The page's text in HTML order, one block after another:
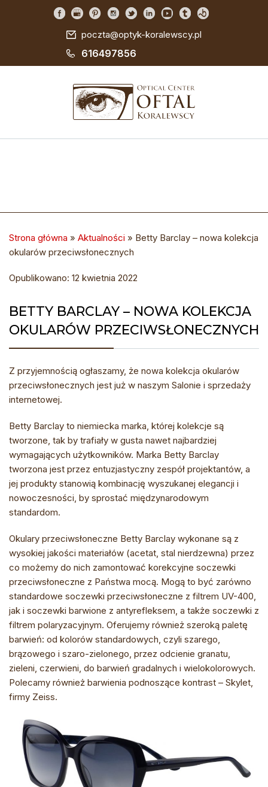
poczta@optyk-koralewscy.pl
616497856
Strona główna » Aktualności » Betty Barclay – nowa kolekcja
okularów przeciwsłonecznych
Opublikowano: 12 kwietnia 2022
BETTY BARCLAY – NOWA KOLEKCJA
OKULARÓW PRZECIWSŁONECZNYCH
Z przyjemnością ogłaszamy, że nowa kolekcja okularów
przeciwsłonecznych jest już w naszym Salonie i sprzedaży
internetowej.
Betty Barclay to niemiecka marka, której kolekcje są
tworzone, tak by trafiały w gusta nawet najbardziej
wymagających użytkowników. Marka Betty Barclay
tworzona jest przez entuzjastyczny zespół projektantów, a
jej produkty stanowią kombinację wyszukanej elegancji i
nowoczesności, by sprostać międzynarodowym
standardom.
Okulary przeciwsłoneczne Betty Barclay wykonane są z
wysokiej jakości materiałów (acetat, stal nierdzewna) przez
co możemy do nich zamontować korekcyjne soczewki
przeciwsłoneczne z Państwa mocą. Mogą to być zarówno
standardowe soczewki przeciwsłoneczne z filtrem UV-400,
jak i soczewki barwione z antyrefleksem, a także soczewki z
filtrem polaryzacyjnym. Oferujemy również szeroką paletę
barwień: od kolorów standardowych, czyli szarego,
brązowego i szaro-zielonego, przez odcienie granatu,
zieleni, czerwieni, do barwień gradalnych i wielokolorowych.
Polecamy również barwienia podnoszące kontrast – Skylet,
firmy Zeiss.